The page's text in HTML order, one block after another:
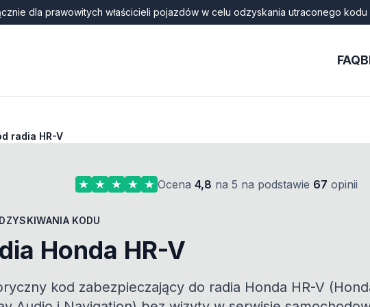
dla prawowitych właścicieli pojazdów w celu odzyskania utraconego
FAQ
radia HR-V
Ocena 4,8 na 5 na podstawie 67 opinii
KODU
Honda HR-V
kod zabezpieczający do radia Honda HR-V